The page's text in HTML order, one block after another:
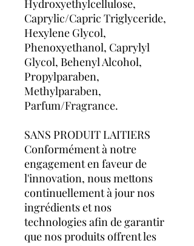
Hydroxyethylcellulose,
Caprylic/Capric Triglyceride,
Hexylene Glycol,
Phenoxyethanol, Caprylyl
Glycol, Behenyl Alcohol,
Propylparaben,
Methylparaben,
Parfum/Fragrance.
SANS PRODUIT LAITIERS
Conformément à notre
engagement en faveur de
l'innovation, nous mettons
continuellement à jour nos
ingrédients et nos
technologies afin de garantir
que nos produits offrent les